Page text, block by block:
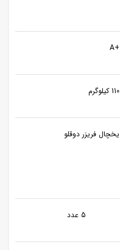
+A
110 کیلوگرم
یخچال فریزر دوقلو
5 عدد